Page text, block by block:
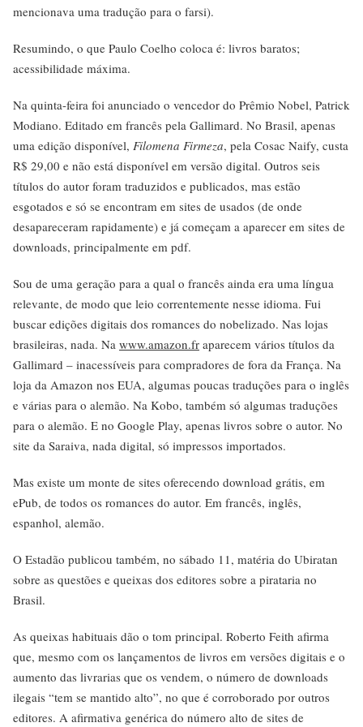
mencionava uma tradução para o farsi).
Resumindo, o que Paulo Coelho coloca é: livros baratos;
acessibilidade máxima.
Na quinta-feira foi anunciado o vencedor do Prêmio Nobel, Patrick
Modiano. Editado em francês pela Gallimard. No Brasil, apenas
uma edição disponível, Filomena Firmeza, pela Cosac Naify, custa
R$ 29,00 e não está disponível em versão digital. Outros seis
títulos do autor foram traduzidos e publicados, mas estão
esgotados e só se encontram em sites de usados (de onde
desapareceram rapidamente) e já começam a aparecer em sites de
downloads, principalmente em pdf.
Sou de uma geração para a qual o francês ainda era uma língua
relevante, de modo que leio correntemente nesse idioma. Fui
buscar edições digitais dos romances do nobelizado. Nas lojas
brasileiras, nada. Na www.amazon.fr aparecem vários títulos da
Gallimard – inacessíveis para compradores de fora da França. Na
loja da Amazon nos EUA, algumas poucas traduções para o inglês
e várias para o alemão. Na Kobo, também só algumas traduções
para o alemão. E no Google Play, apenas livros sobre o autor. No
site da Saraiva, nada digital, só impressos importados.
Mas existe um monte de sites oferecendo download grátis, em
ePub, de todos os romances do autor. Em francês, inglês,
espanhol, alemão.
O Estadão publicou também, no sábado 11, matéria do Ubiratan
sobre as questões e queixas dos editores sobre a pirataria no
Brasil.
As queixas habituais dão o tom principal. Roberto Feith afirma
que, mesmo com os lançamentos de livros em versões digitais e o
aumento das livrarias que os vendem, o número de downloads
ilegais “tem se mantido alto”, no que é corroborado por outros
editores. A afirmativa genérica do número alto de sites de